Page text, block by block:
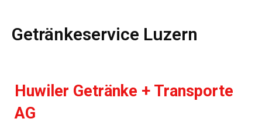
Getränkeservice Luzern
Huwiler Getränke + Transporte
AG